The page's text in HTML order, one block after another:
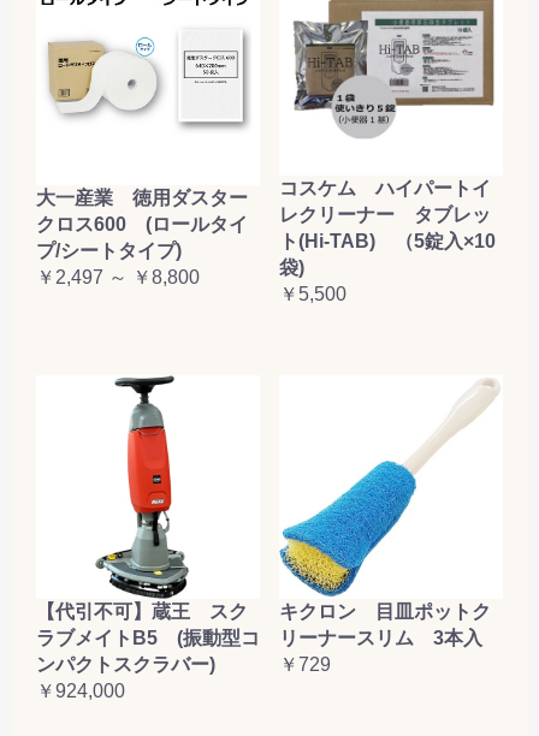
大一産業 徳用ダスター
クロス600 (ロールタイ
プ/シートタイプ)
￥2,497 ～ ￥8,800
コスケム ハイパートイ
レクリーナー タブレッ
ト(Hi-TAB) （5錠入×10
袋)
￥5,500
【代引不可】蔵王 スク
ラブメイトB5 (振動型コ
ンパクトスクラバー)
￥924,000
キクロン 目皿ポットク
リーナースリム 3本入
￥729